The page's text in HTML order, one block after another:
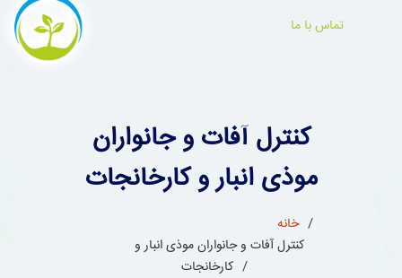
تماس با ما
کنترل آفات و جانواران
موذی انبار و کارخانجات
خانه
کنترل آفات و جانواران موذی انبار و
کارخانجات